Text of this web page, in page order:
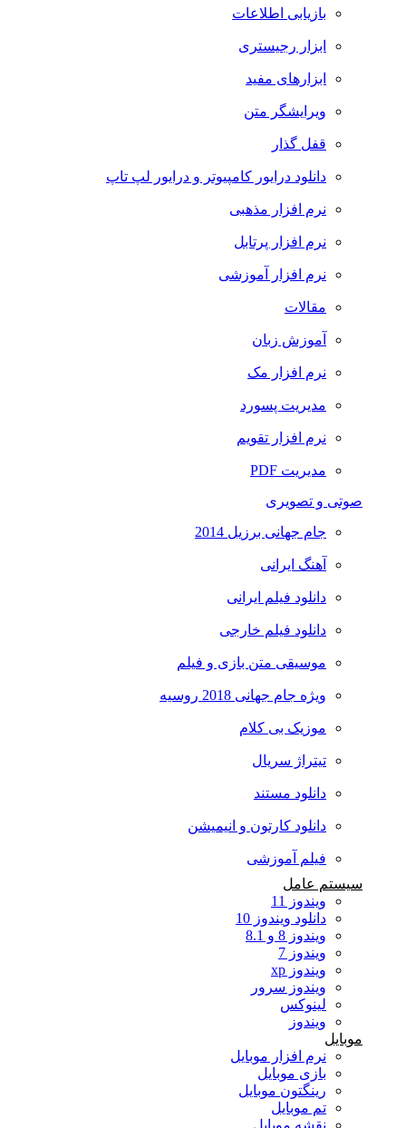
بازیابی اطلاعات
ابزار رجیستری
ابزارهای مفید
ویرایشگر متن
قفل گذار
دانلود درایور کامپیوتر و درایور لپ تاپ
نرم افزار مذهبی
نرم افزار پرتابل
نرم افزار آموزشی
مقالات
آموزش زبان
نرم افزار مک
مدیریت پسورد
نرم افزار تقویم
مدیریت PDF
صوتی و تصویری
جام جهانی برزیل 2014
آهنگ ایرانی
دانلود فیلم ایرانی
دانلود فیلم خارجی
موسیقی متن بازی و فیلم
ویژه جام جهانی 2018 روسیه
موزیک بی کلام
تیتراژ سریال
دانلود مستند
دانلود کارتون و انیمیشن
فیلم آموزشی
سیستم عامل
ویندوز 11
دانلود ویندوز 10
ویندوز 8 و 8.1
ویندوز 7
ویندوز xp
ویندوز سرور
لینوکس
ویندوز
موبایل
نرم افزار موبایل
بازی موبایل
رینگتون موبایل
تم موبایل
نقشه موبایل